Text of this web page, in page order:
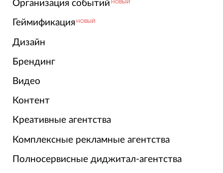
Организация событий НОВЫЙ
Геймификация НОВЫЙ
Дизайн
Брендинг
Видео
Контент
Креативные агентства
Комплексные рекламные агентства
Полносервисные диджитал-агентства